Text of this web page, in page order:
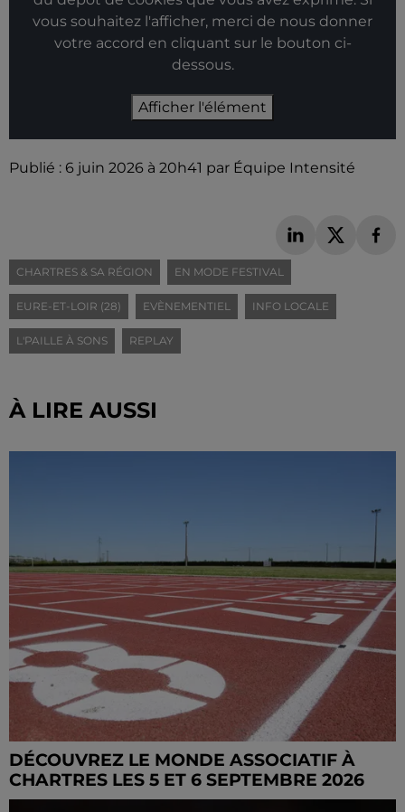
vous souhaitez l'afficher, merci de nous donner
votre accord en cliquant sur le bouton ci-
dessous.
Afficher l'élément
Publié : 6 juin 2026 à 20h41 par Équipe Intensité
CHARTRES & SA RÉGION EN MODE FESTIVAL
EURE-ET-LOIR (28) EVÈNEMENTIEL INFO LOCALE
L'PAILLE À SONS REPLAY
À LIRE AUSSI
DÉCOUVREZ LE MONDE ASSOCIATIF À
CHARTRES LES 5 ET 6 SEPTEMBRE 2026